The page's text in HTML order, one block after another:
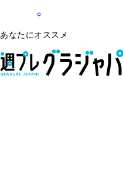
あなたにオススメ